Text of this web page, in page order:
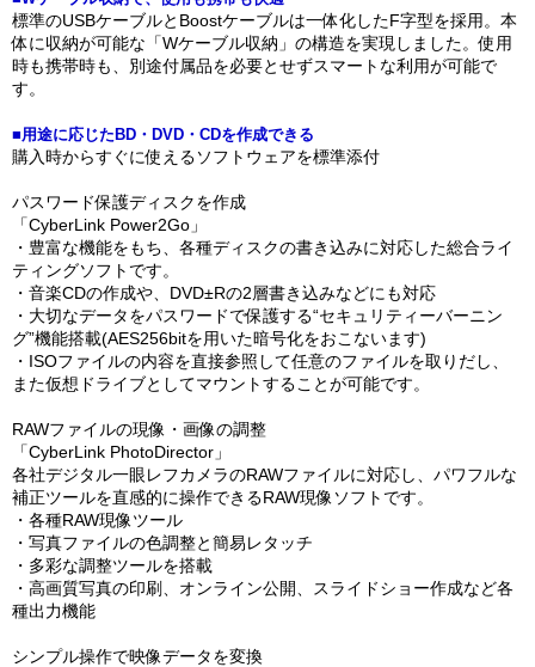
標準のUSBケーブルとBoostケーブルは一体化したF字型を採用。本
体に収納が可能な「Wケーブル収納」の構造を実現しました。使用
時も携帯時も、別途付属品を必要とせずスマートな利用が可能で
す。
■用途に応じたBD・DVD・CDを作成できる
購入時からすぐに使えるソフトウェアを標準添付
パスワード保護ディスクを作成
「CyberLink Power2Go」
・豊富な機能をもち、各種ディスクの書き込みに対応した総合ライ
ティングソフトです。
・音楽CDの作成や、DVD±Rの2層書き込みなどにも対応
・大切なデータをパスワードで保護する“セキュリティーバーニン
グ”機能搭載(AES256bitを用いた暗号化をおこないます)
・ISOファイルの内容を直接参照して任意のファイルを取りだし、
また仮想ドライブとしてマウントすることが可能です。
RAWファイルの現像・画像の調整
「CyberLink PhotoDirector」
各社デジタル一眼レフカメラのRAWファイルに対応し、パワフルな
補正ツールを直感的に操作できるRAW現像ソフトです。
・各種RAW現像ツール
・写真ファイルの色調整と簡易レタッチ
・多彩な調整ツールを搭載
・高画質写真の印刷、オンライン公開、スライドショー作成など各
種出力機能
シンプル操作で映像データを変換